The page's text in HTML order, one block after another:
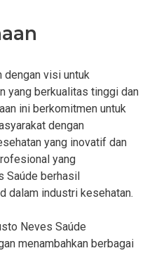
dengan visi untuk
yang berkualitas tinggi dan
ini berkomitmen untuk
dengan
yang inovatif dan
yang
Saúde berhasil
dalam industri kesehatan.
Neves Saúde
menambahkan berbagai